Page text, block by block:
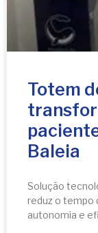
Totem
Baleia
Solução
reduz o tempo
autonomia e